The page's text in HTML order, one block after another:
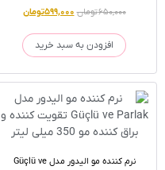
۶۵۰,۰۰۰تومان ۵۹۹,۰۰۰تومان
افزودن به سبد خرید
نرم کننده مو الیدور مدل Güçlü ve